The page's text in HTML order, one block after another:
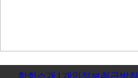
학회소개 | 개인정보취급방침